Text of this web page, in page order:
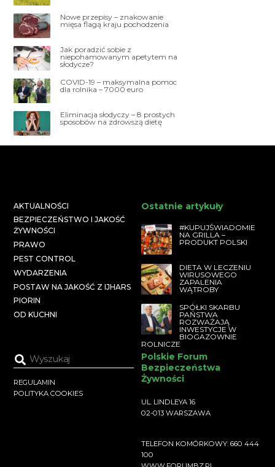
Nowe przepisy – znakowanie
mięsa flagą kraju pochodzenia
Jak poradzić sobie z
niepohamowanym apetytem na
słodycze?
COVID-19 – maksymalna pomoc
dla rolnika – 7000 euro
Eliminacja słodyczy – 8 prostych
sposobów na zdrowszą dietę
AKTUALNOŚCI
BEZPIECZEŃSTWO I JAKOŚĆ
ŻYWNOŚCI
PRAWO
PEST CONTROL
WYDARZENIA
POSTAW NA JAKOŚĆ Z IJHARS
PIORIN
OD KUCHNI
Ostatnie artykuły
#KUPUJŚWIADOMIE
NA GRILLA –
PRODUKT POLSKI
DIETA W LECZENIU
WIRUSOWEGO
ZAPALENIA
WĄTROBY
SPÓŁKI SKARBU
PAŃSTWA
ROZWAŻAJĄ
INWESTYCJE W
BIOGAZOWNIE
ROLNICZE
REGULAMIN
POLITYKA COOKIES
Polskie Forum
Bezpieczeństwa
Żywności
UL. LINDLEYA 16
02-013 WARSZAWA
TELEFON KOMÓRKOWY: 660 444
100